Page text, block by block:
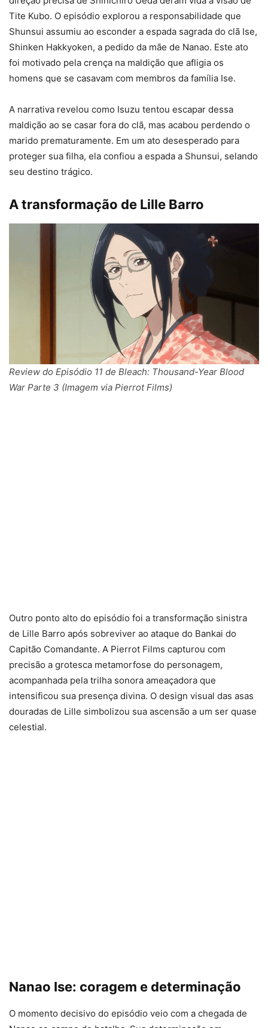
Tite Kubo. O episódio explorou a responsabilidade que
Shunsui assumiu ao esconder a espada sagrada do clã Ise,
Shinken Hakkyoken, a pedido da mãe de Nanao. Este ato
foi motivado pela crença na maldição que afligia os
homens que se casavam com membros da família Ise.
A narrativa revelou como Isuzu tentou escapar dessa
maldição ao se casar fora do clã, mas acabou perdendo o
marido prematuramente. Em um ato desesperado para
proteger sua filha, ela confiou a espada a Shunsui, selando
seu destino trágico.
A transformação de Lille Barro
Review do Episódio 11 de Bleach: Thousand-Year Blood
War Parte 3 (Imagem via Pierrot Films)
Outro ponto alto do episódio foi a transformação sinistra
de Lille Barro após sobreviver ao ataque do Bankai do
Capitão Comandante. A Pierrot Films capturou com
precisão a grotesca metamorfose do personagem,
acompanhada pela trilha sonora ameaçadora que
intensificou sua presença divina. O design visual das asas
douradas de Lille simbolizou sua ascensão a um ser quase
celestial.
Nanao Ise: coragem e determinação
O momento decisivo do episódio veio com a chegada de